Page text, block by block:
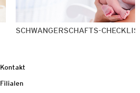
SCHWANGERSCHAFTS-
Kontakt
Filialen